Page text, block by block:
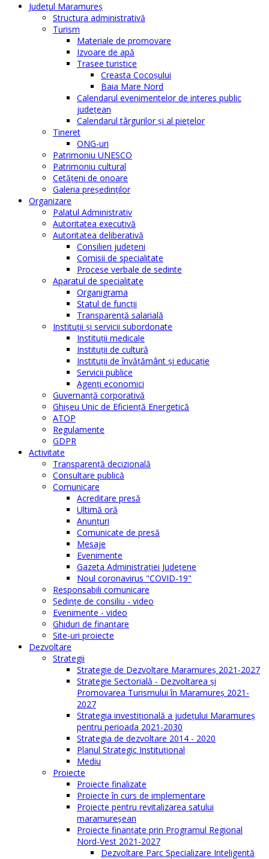
Judeţul Maramureş
Structura administrativă
Turism
Materiale de promovare
Izvoare de apă
Trasee turistice
Creasta Cocoșului
Baia Mare Nord
Calendarul evenimentelor de interes public
judeţean
Calendarul târgurilor şi al pieţelor
Tineret
ONG-uri
Patrimoniu UNESCO
Patrimoniu cultural
Cetăţeni de onoare
Galeria președinților
Organizare
Palatul Administrativ
Autoritatea executivă
Autoritatea deliberativă
Consilieri judeţeni
Comisii de specialitate
Procese verbale de sedinte
Aparatul de specialitate
Organigrama
Statul de funcții
Transparență salarială
Instituţii şi servicii subordonate
Instituţii medicale
Instituţii de cultură
Instituţii de învăţământ şi educaţie
Servicii publice
Agenţi economici
Guvernanță corporativă
Ghişeu Unic de Eficienţă Energetică
ATOP
Regulamente
GDPR
Activitate
Transparenţă decizională
Consultare publică
Comunicare
Acreditare presă
Ultimă oră
Anunţuri
Comunicate de presă
Mesaje
Evenimente
Gazeta Administraţiei Judeţene
Noul coronavirus "COVID-19"
Responsabili comunicare
Şedinţe de consiliu - video
Evenimente - video
Ghiduri de finanţare
Site-uri proiecte
Dezvoltare
Strategii
Strategie de Dezvoltare Maramureș 2021-2027
Strategie Sectorială - Dezvoltarea și
Promovarea Turismului în Maramureș 2021-
2027
Strategia investiţională a județului Maramureș
pentru perioada 2021-2030
Strategia de dezvoltare 2014 - 2020
Planul Strategic Instituţional
Mediu
Proiecte
Proiecte finalizate
Proiecte în curs de implementare
Proiecte pentru revitalizarea satului
maramureşean
Proiecte finanțate prin Programul Regional
Nord-Vest 2021-2027
Dezvoltare Parc Specializare Inteligentă